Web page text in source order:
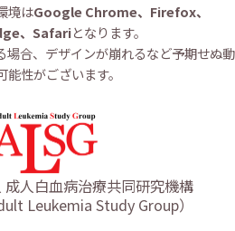
境はGoogle Chrome、Firefox、
、Safariとなります。
場合、デザインが崩れるなど予期せぬ動
能性がございます。
人白血病治療共同研究機構
Leukemia Study Group）